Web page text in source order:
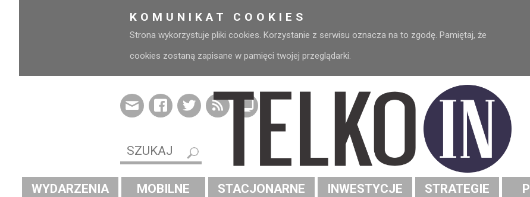
KOMUNIKAT COOKIES
Strona wykorzystuje pliki cookies. Korzystanie z serwisu oznacza na to zgodę. Pamiętaj, że
cookies zostaną zapisane w pamięci twojej przeglądarki.
WYDARZENIA MOBILNE STACJONARNE INWESTYCJE STRATEGIE